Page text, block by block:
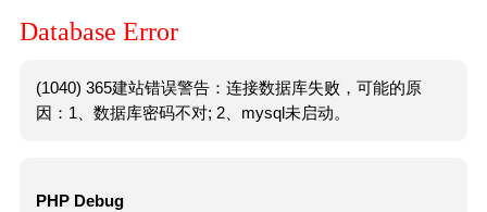
Database Error
(1040) 365建站错误警告：连接数据库失败，可能的原
因：1、数据库密码不对; 2、mysql未启动。
PHP Debug